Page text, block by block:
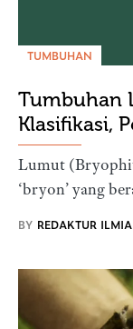
TUMBUHAN
Tumbuhan
Klasifikasi,
Lumut
‘bryon’ yang
BY REDAKTUR